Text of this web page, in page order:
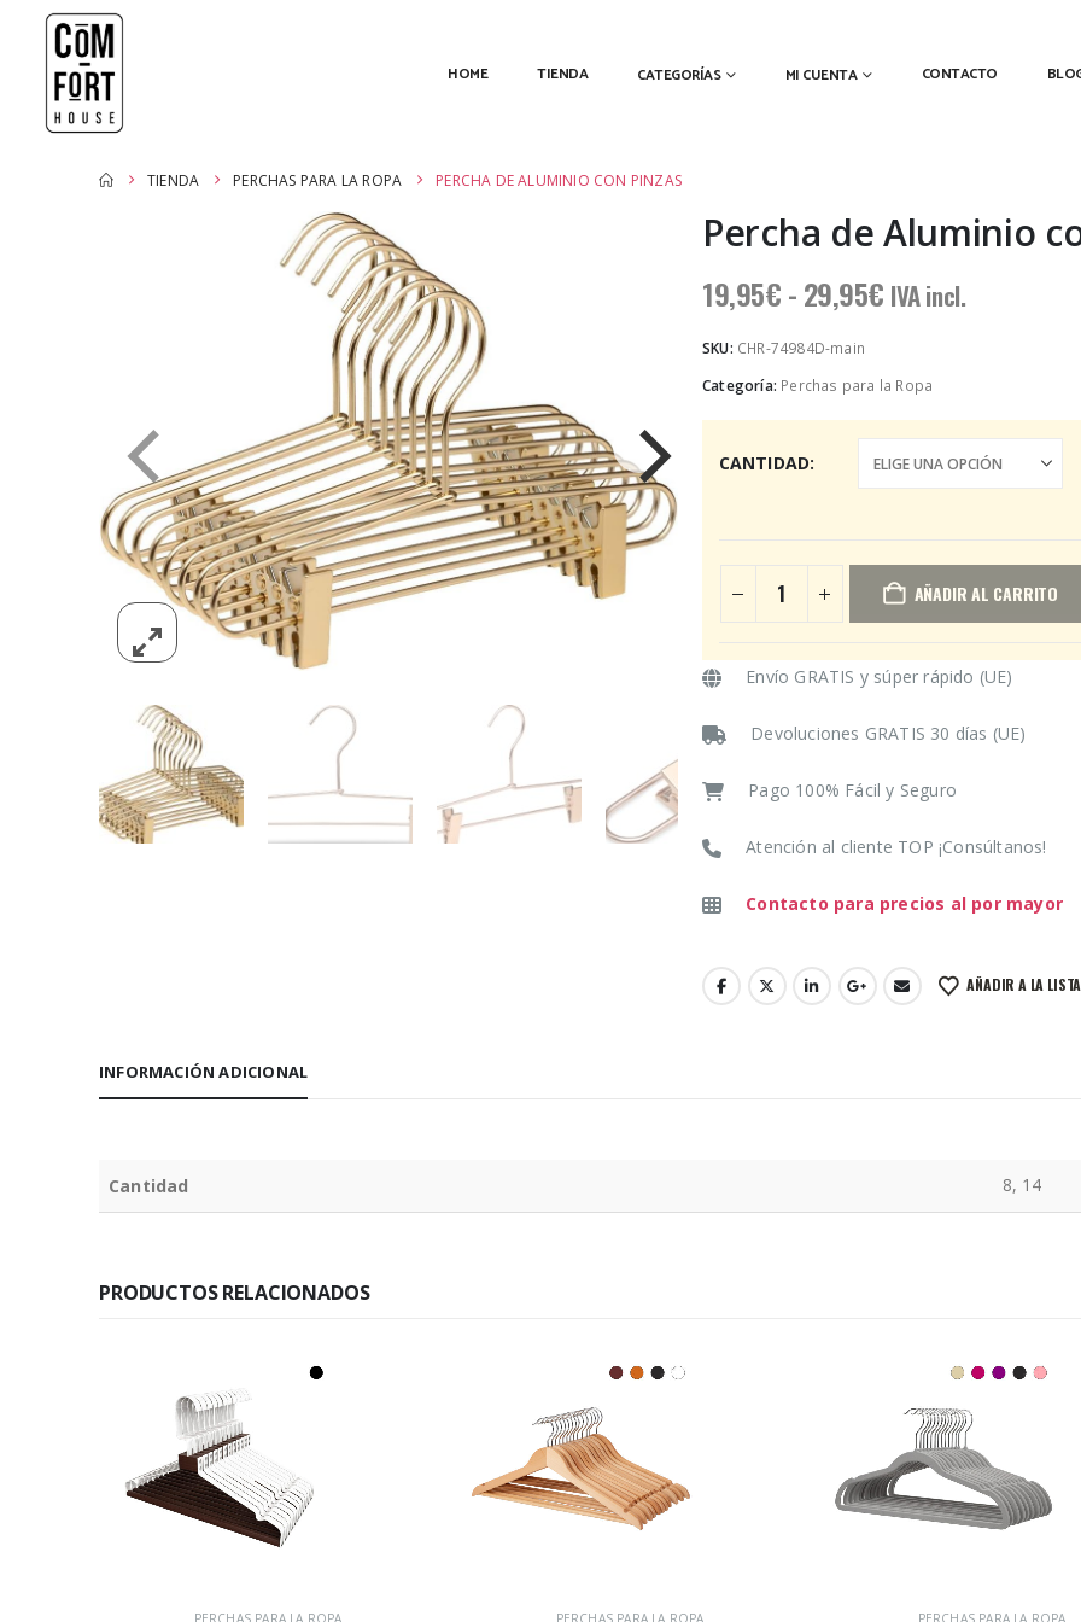
HOME TIENDA CATEGORÍAS MI CUENTA CONTACTO
TIENDA PERCHAS PARA LA ROPA PERCHA DE ALUMINIO CON PINZAS
Percha de Aluminio
19,95€-29,95€Rango
de
desde
19,95€
hasta
29,95€
IVA incl.
SKU: CHR-74984D-main
Categoría: Perchas para la Ropa
CANTIDAD
AÑADIR AL CARRITO
Envío GRATIS y súper rápido (UE)
Devoluciones GRATIS 30 días (UE)
Pago 100% Fácil y Seguro
Atención al cliente TOP ¡Consúltanos!
Contacto para precios al por mayor
AÑADIR A LA
INFORMACIÓN ADICIONAL
Cantidad 8, 14
PRODUCTOS RELACIONADOS